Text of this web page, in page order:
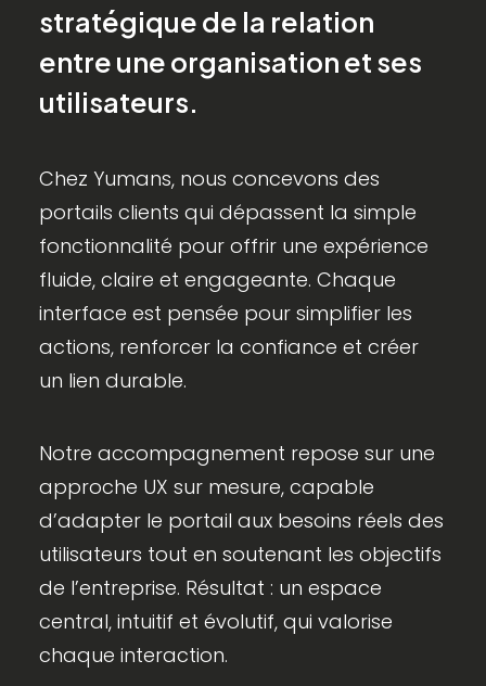
stratégique de la relation
entre une organisation et ses
utilisateurs.
Chez Yumans, nous concevons des
portails clients qui dépassent la simple
fonctionnalité pour offrir une expérience
fluide, claire et engageante. Chaque
interface est pensée pour simplifier les
actions, renforcer la confiance et créer
un lien durable.
Notre accompagnement repose sur une
approche UX sur mesure, capable
d’adapter le portail aux besoins réels des
utilisateurs tout en soutenant les objectifs
de l’entreprise. Résultat : un espace
central, intuitif et évolutif, qui valorise
chaque interaction.